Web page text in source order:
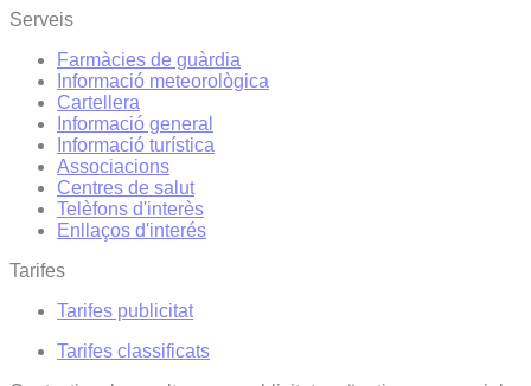
Serveis
Farmàcies de guàrdia
Informació meteorològica
Cartellera
Informació general
Informació turística
Associacions
Centres de salut
Telèfons d'interès
Enllaços d'interés
Tarifes
Tarifes publicitat
Tarifes classificats